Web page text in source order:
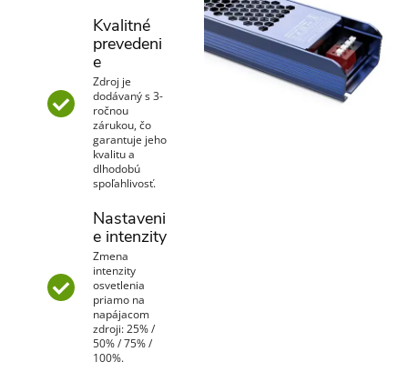
Kvalitné
prevedeni
e
Zdroj je
dodávaný s 3-
ročnou
zárukou, čo
garantuje jeho
kvalitu a
dlhodobú
spoľahlivosť.
Nastaveni
e intenzity
Zmena
intenzity
osvetlenia
priamo na
napájacom
zdroji: 25% /
50% / 75% /
100%.